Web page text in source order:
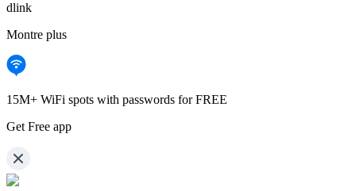
dlink
Montre plus
15M+ WiFi spots with passwords for FREE
Get Free app